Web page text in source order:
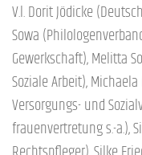
V.l. Dorit Jödicke
Sowa
Gewerkschaft), Melitta
Soziale Arbeit),
Versorgungs- und
frauenvertretung s.-a.),